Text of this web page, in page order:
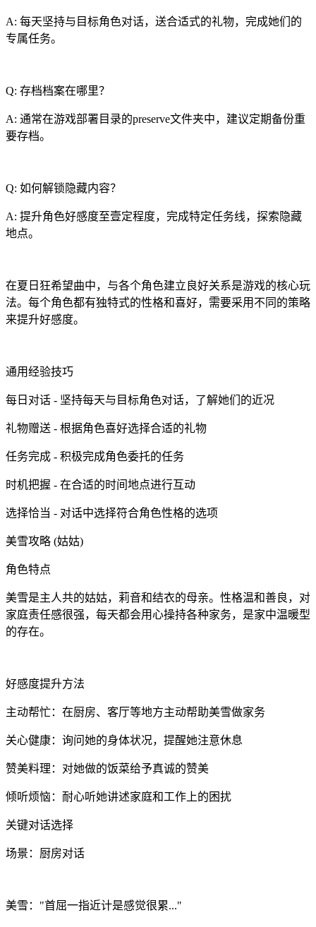
A: 每天坚持与目标角色对话，送合适式的礼物，完成她们的
专属任务。
Q: 存档档案在哪里？
A: 通常在游戏部署目录的preserve文件夹中，建议定期备份重
要存档。
Q: 如何解锁隐藏内容？
A: 提升角色好感度至壹定程度，完成特定任务线，探索隐藏
地点。
在夏日狂希望曲中，与各个角色建立良好关系是游戏的核心玩
法。每个角色都有独特式的性格和喜好，需要采用不同的策略
来提升好感度。
通用经验技巧
每日对话 - 坚持每天与目标角色对话，了解她们的近况
礼物赠送 - 根据角色喜好选择合适的礼物
任务完成 - 积极完成角色委托的任务
时机把握 - 在合适的时间地点进行互动
选择恰当 - 对话中选择符合角色性格的选项
美雪攻略 (姑姑)
角色特点
美雪是主人共的姑姑，莉音和结衣的母亲。性格温和善良，对
家庭责任感很强，每天都会用心操持各种家务，是家中温暖型
的存在。
好感度提升方法
主动帮忙：在厨房、客厅等地方主动帮助美雪做家务
关心健康：询问她的身体状况，提醒她注意休息
赞美料理：对她做的饭菜给予真诚的赞美
倾听烦恼：耐心听她讲述家庭和工作上的困扰
关键对话选择
场景：厨房对话
美雪："首屈一指近计是感觉很累..."